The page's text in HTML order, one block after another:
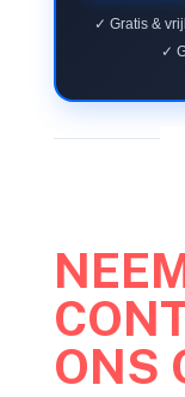
✓ Gratis &
✓
ONS